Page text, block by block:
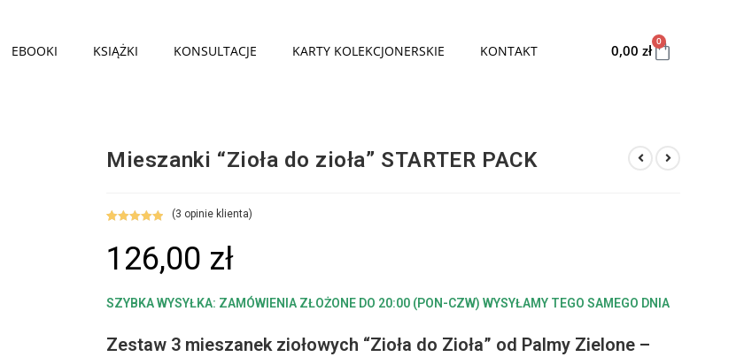
EBOOKI KSIĄŻKI KONSULTACJE KARTY KOLEKCJONERSKIE KONTAKT 0,00 zł
0
Mieszanki “Zioła do zioła” STARTER PACK
5.00 na 5 na
podstawie
klientów
(3 opinie klienta)
126,00 zł
SZYBKA WYSYŁKA: ZAMÓWIENIA ZŁOŻONE DO 20:00 (PON-CZW) WYSYŁAMY TEGO SAMEGO DNIA
Zestaw 3 mieszanek ziołowych “Zioła do Zioła” od Palmy Zielone –